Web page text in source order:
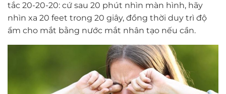
tắc 20-20-20: cứ sau 20 phút nhìn màn hình, hãy
nhìn xa 20 feet trong 20 giây, đồng thời duy trì độ
ẩm cho mắt bằng nước mắt nhân tạo nếu cần.